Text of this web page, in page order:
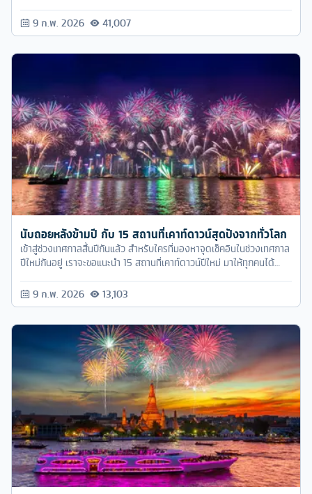
9 ก.พ. 2026 41,007
นับถอยหลังข้ามปี กับ 15 สถานที่เคาท์ดาวน์สุดปังจากทั่วโลก
เข้าสู่ช่วงเทศกาลสิ้นปีกันแล้ว สำหรับใครที่มองหาจุดเช็คอินในช่วงเทศกาล
ปีใหม่กันอยู่ เราจะขอแนะนำ 15 สถานที่เคาท์ดาวน์ปีใหม่ มาให้ทุกคนได้
9 ก.พ. 2026 13,103